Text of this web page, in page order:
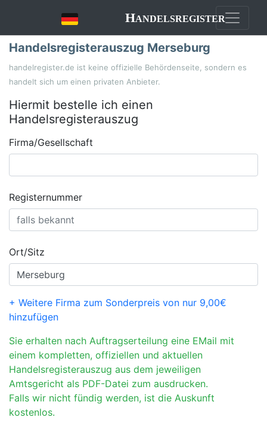
Handelsregister
Handelsregisterauszug Merseburg
handelregister.de ist keine offizielle Behördenseite, sondern es
handelt sich um einen privaten Anbieter.
Hiermit bestelle ich einen
Handelsregisterauszug
Firma/Gesellschaft
Registernummer
Ort/Sitz
+ Weitere Firma zum Sonderpreis von nur 9,00€
hinzufügen
Sie erhalten nach Auftragserteilung eine EMail mit
einem kompletten, offiziellen und aktuellen
Handelsregisterauszug aus dem jeweiligen
Amtsgericht als PDF-Datei zum ausdrucken.
Falls wir nicht fündig werden, ist die Auskunft
kostenlos.